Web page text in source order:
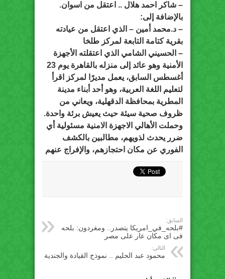
– شاكر احمد هلال .. اعتقل من اسوان.
بالإضافة إلى:
– د.محمد أمين – الذي اعتقل من عيادته
بقرية كتامة التابعة لمركز طلخا
– الحسيني الشامي الذي اعتقلته الأجهزة
الأمنية وهو عائد إلى منزله بالقاهرة يوم 23
أغسطس السابق، يعمل مديرًا لمركز اقرأ
لتعليم اللغة العربية، وهو أحد أبناء مدينة
المطرية بمحافظة الدقهلية، ويعاني من
ظروف صحية سيئة حيث يعيش برئة واحدة.
وحملت الأهالي الاجهزة الامنية مسئولية أي
ضرر يحدث لذويهم، مطالبين بالكشف
الفوري عن مكان احتجازهم، والإفراج عنهم
السابق:
#بلحه_في_امريكا يتصدر.. ومغردون: بلحه
فى اى مكان عار على مصر
التالي:
محمود عبد الحليم .. نموذج القيادة والجندية